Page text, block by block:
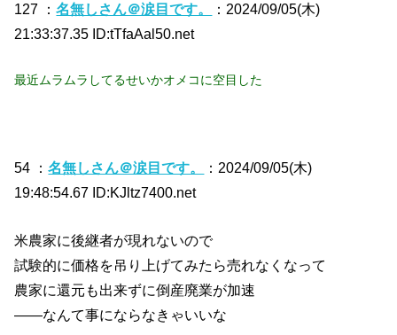
127 ：名無しさん＠涙目です。
：2024/09/05(木)
21:33:37.35 ID:tTfaAal50.net
最近ムラムラしてるせいかオメコに空目した
54 ：名無しさん＠涙目です。
：2024/09/05(木)
19:48:54.67 ID:KJltz7400.net
米農家に後継者が現れないので
試験的に価格を吊り上げてみたら売れなくなって
農家に還元も出来ずに倒産廃業が加速
――なんて事にならなきゃいいな